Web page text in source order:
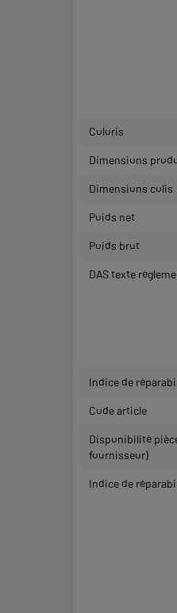
Coloris
Dimensions
Dimensions colis
Poids net
Poids brut
DAS texte
Indice de
Code article
Disponibilité
fournisseur)
Indice de